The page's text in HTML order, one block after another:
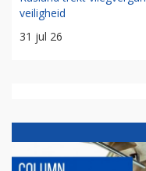
veiligheid
31 jul 26